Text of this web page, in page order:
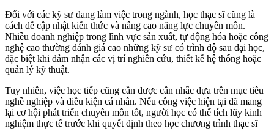
Đối với các kỹ sư đang làm việc trong ngành, học thạc sĩ cũng là
cách để cập nhật kiến thức và nâng cao năng lực chuyên môn.
Nhiều doanh nghiệp trong lĩnh vực sản xuất, tự động hóa hoặc công
nghệ cao thường đánh giá cao những kỹ sư có trình độ sau đại học,
đặc biệt khi đảm nhận các vị trí nghiên cứu, thiết kế hệ thống hoặc
quản lý kỹ thuật.
Tuy nhiên, việc học tiếp cũng cần được cân nhắc dựa trên mục tiêu
nghề nghiệp và điều kiện cá nhân. Nếu công việc hiện tại đã mang
lại cơ hội phát triển chuyên môn tốt, người học có thể tích lũy kinh
nghiệm thực tế trước khi quyết định theo học chương trình thạc sĩ